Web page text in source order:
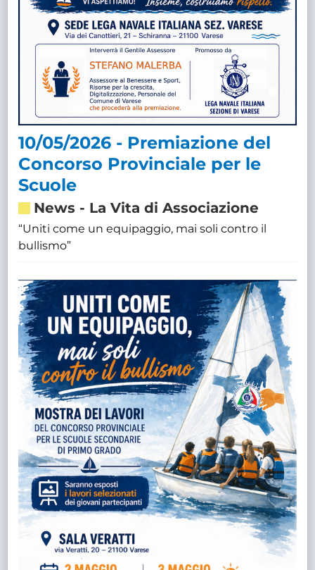
10/05/2026 - Premiazione del
Concorso Provinciale per le
Scuole
News - La Vita di Associazione
“Uniti come un equipaggio, mai soli contro il
bullismo”